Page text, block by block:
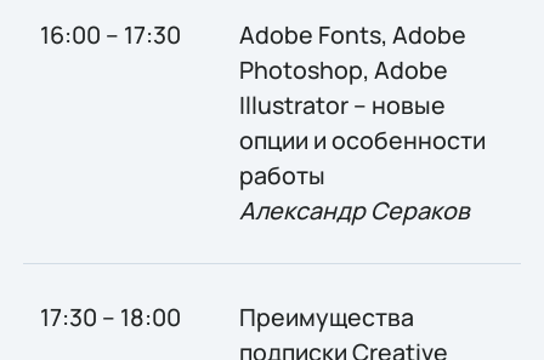
16:00 – 17:30
Adobe Fonts, Adobe
Photoshop, Adobe
Illustrator – новые
опции и особенности
работы
Александр Сераков
17:30 – 18:00
Преимущества
подписки Creative